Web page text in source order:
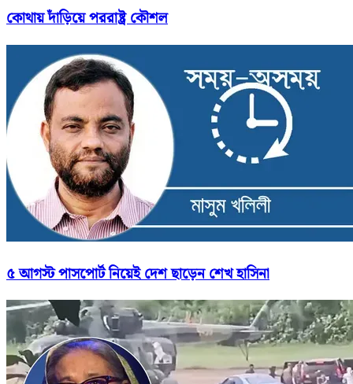
কোথায় দাঁড়িয়ে পররাষ্ট্র কৌশল
৫ আগস্ট পাসপোর্ট নিয়েই দেশ ছাড়েন শেখ হাসিনা